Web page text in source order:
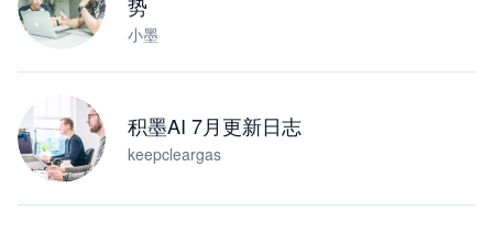
小墨
积墨AI 7月更新日志
keepcleargas